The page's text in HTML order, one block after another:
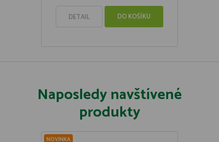
DETAIL DO KOŠÍKU
Naposledy navštívené
produkty
NOVINKA